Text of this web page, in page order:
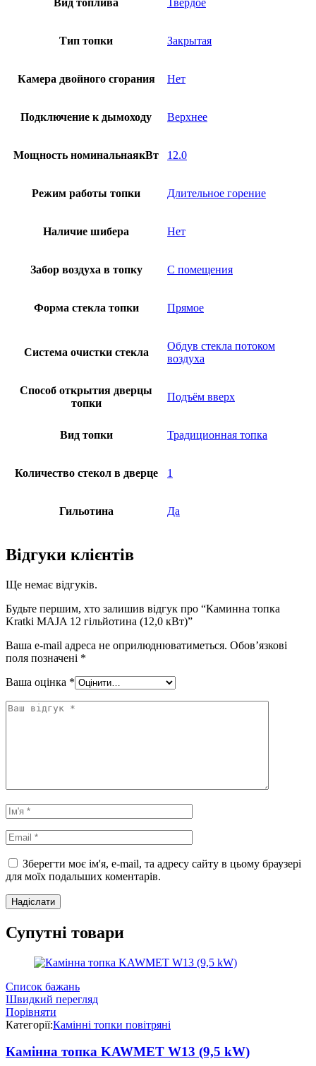
Вид топлива Твердое
Тип топки Закрытая
Камера двойного сгорания Нет
Подключение к дымоходу Верхнее
Мощность номинальнаякВт 12.0
Режим работы топки Длительное горение
Наличие шибера Нет
Забор воздуха в топку С помещения
Форма стекла топки Прямое
Система очистки стекла
Обдув стекла потоком
воздуха
Способ открытия дверцы
топки
Подъём вверх
Вид топки Традиционная топка
Количество стекол в дверце 1
Гильотина Да
Відгуки клієнтів
Ще немає відгуків.
Будьте першим, хто залишив відгук про “Каминна топка
Kratki MAJA 12 гільйотина (12,0 кВт)”
Ваша e-mail адреса не оприлюднюватиметься. Обов’язкові
поля позначені *
Ваша оцінка *
Зберегти моє ім'я, e-mail, та адресу сайту в цьому браузері
для моїх подальших коментарів.
Супутні товари
Список бажань
Швидкий перегляд
Порівняти
Категорії:Камінні топки повітряні
Камінна топка KAWMET W13 (9,5 kW)